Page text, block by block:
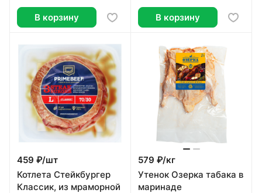
В корзину В корзину
459 ₽/шт
Котлета Стейкбургер
Классик, из мраморной
579 ₽/кг
Утенок Озерка табака в
маринаде